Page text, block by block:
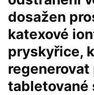
dosažen
katexové
pryskyřice,
tabletované